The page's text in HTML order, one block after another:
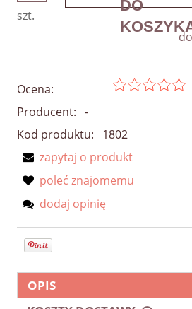
szt.
Ocena:
Producent: -
Kod produktu:
1802
zapytaj o produkt
poleć znajomemu
dodaj opinię
OPIS